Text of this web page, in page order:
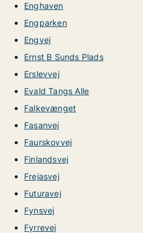
Enghaven
Engparken
Engvej
Ernst B Sunds Plads
Erslevvej
Evald Tangs Alle
Falkevænget
Fasanvej
Faurskovvej
Finlandsvej
Frejasvej
Futuravej
Fynsvej
Fyrrevej